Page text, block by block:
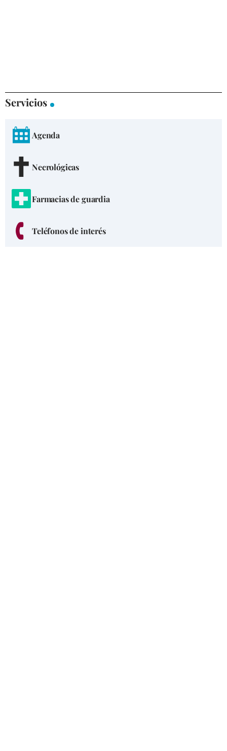
Servicios
Agenda
Necrológicas
Farmacias de guardia
Teléfonos de interés